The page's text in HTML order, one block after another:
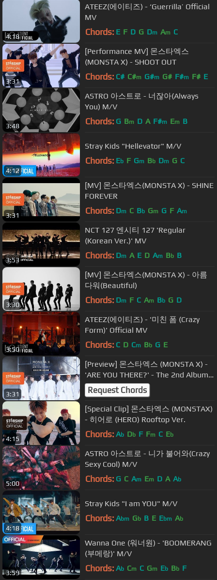
4:18
ATEEZ(에이티즈) - ‘Guerrilla’ Official
MV
Chords: E F D G Dm Am C
3:31
[Performance MV] 몬스타엑스
(MONSTA X) - SHOOT OUT
Chords: C# C#m G#m G# F#m F# E
3:48
ASTRO 아스트로 - 너잖아(Always
You) M/V
Chords: G Bm D A F#m Em B
4:12
Stray Kids "Hellevator" M/V
Chords: Eb F Gm Bb Dm G C
3:31
[MV] 몬스타엑스(MONSTA X) - SHINE
FOREVER
Chords: Dm C Bb Gm G F Am
3:53
NCT 127 엔시티 127 'Regular
(Korean Ver.)' MV
Chords: Dm A E D Am Bb B
3:30
[MV] 몬스타엑스(MONSTA X) - 아름
다워(Beautiful)
Chords: Dm F C Am Bb G D
3:50
ATEEZ(에이티즈) - '미친 폼 (Crazy
Form)' Official MV
Chords: C D Cm Bb G E
3:31
[Preview] 몬스타엑스 (MONSTA X) -
'ARE YOU THERE?' - The 2nd Album
Take.1
Request Chords
4:15
[Special Clip] 몬스타엑스 (MONSTAX)
- 히어로 (HERO) Rooftop Ver.
Chords: Ab Db F Fm C Eb
5:00
ASTRO 아스트로 - 니가 불어와(Crazy
Sexy Cool) M/V
Chords: G C Am Em D A Ab
4:18
Stray Kids "I am YOU" M/V
Chords: Abm Gb B E Ebm Ab
3:59
Wanna One (워너원) - 'BOOMERANG
(부메랑)' M/V
Chords: Ab Cm C Gm Eb Bb F